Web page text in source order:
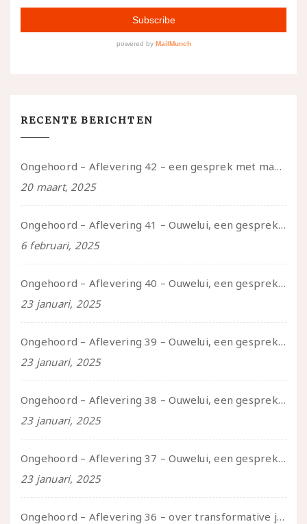
RECENTE BERICHTEN
Ongehoord – Aflevering 42 – een gesprek met marijn over seksueel opbloeien, het ouderschap uitvinden en verschillende leeftijden in je mee dragen
20 maart, 2025
Ongehoord – Aflevering 41 – Ouwelui, een gesprek met Marcelle over polyamorie op latere leeftijd, (mantel)zorg voor je partners en seksueel plezier.
6 februari, 2025
Ongehoord – Aflevering 40 – Ouwelui, een gesprek met Sadie Lune over vormende relaties en de geschiedenis van de queer pornobeweging
23 januari, 2025
Ongehoord – Aflevering 39 – Ouwelui, een gesprek met Pepijn en Ivo over hun regenbooggezin, eigenzinnig ouder worden en Cruise Control
23 januari, 2025
Ongehoord – Aflevering 38 – Ouwelui, een gesprek met vreer over behoefte aan geborgenheid en het behouden van je idealen
23 januari, 2025
Ongehoord – Aflevering 37 – Ouwelui, een gesprek met non over seksualiteit, transitie en ageism
23 januari, 2025
Ongehoord – Aflevering 36 – over transformative justice – in gesprek met Ella en carson